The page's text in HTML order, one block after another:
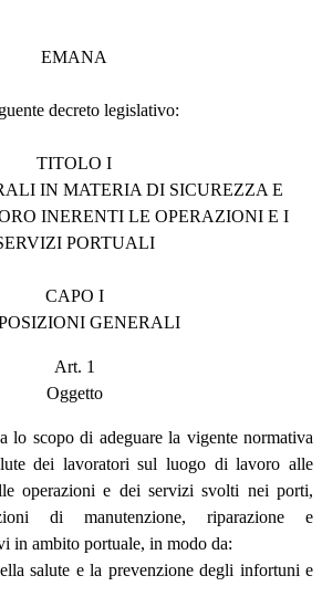
EMANA
decreto legislativo:
TITOLO I
IN MATERIA DI SICUREZZA E
INERENTI LE OPERAZIONI E I
PORTUALI
CAPO I
GENERALI
Art. 1
Oggetto
lo scopo di adeguare la vigente normativa
dei lavoratori sul luogo di lavoro alle
operazioni e dei servizi svolti nei porti,
di manutenzione, riparazione e
in ambito portuale, in modo da:
salute e la prevenzione degli infortuni e